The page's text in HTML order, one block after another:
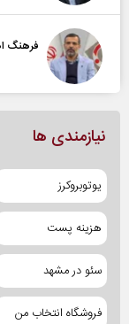
فرهنگ
نیازمندی ها
یوتوبروکرز
هزینه پست
سئو در مشهد
فروشگاه انتخاب من